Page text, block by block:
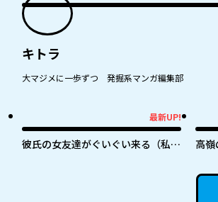
キトラ
大マジメに一歩ずつ 発掘系マンガ編集部
最新UP!
彼氏の女友達がぐいぐい来る（私
高